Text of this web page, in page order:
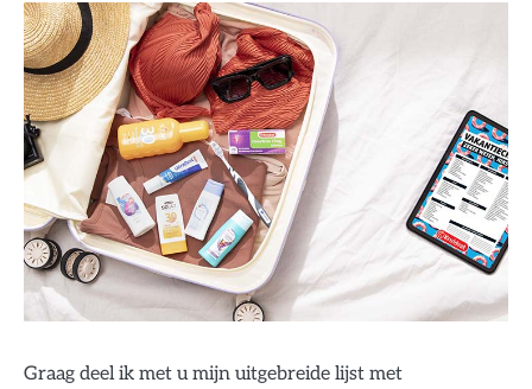
Graag deel ik met u mijn uitgebreide lijst met